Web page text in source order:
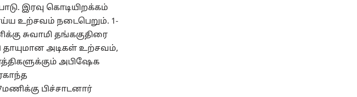
இரவு கொடியிறக்கம்
உற்சவம் நடைபெறும். 1-
சுவாமி தங்ககுதிரை
தாயுமான அடிகள் உற்சவம்,
அபிஷேக
பிச்சாடனார்